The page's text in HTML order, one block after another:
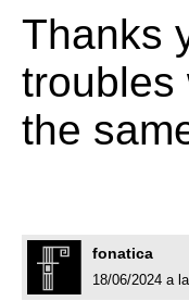
Thanks
troubles
the
fonatica
18/06/2024 a